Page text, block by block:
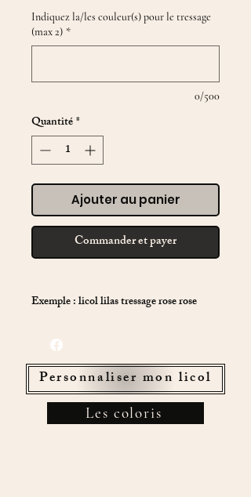
Indiquez la/les couleur(s) pour le tressage
(max 2) *
0/500
Quantité*
Ajouter au panier
Commander et payer
Exemple : licol lilas tressage rose rose
Personnaliser mon licol
Les coloris